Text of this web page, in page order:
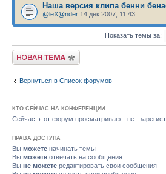
Наша версия клипа бенни
@leX@nder 14 дек 2007, 11:43
Показать темы за:
Новая тема
Вернуться в Список форумов
КТО СЕЙЧАС НА КОНФЕРЕНЦИИ
Сейчас этот форум просматривают: нет
ПРАВА ДОСТУПА
Вы можете начинать темы
Вы можете отвечать на сообщения
Вы не можете редактировать свои сообщения